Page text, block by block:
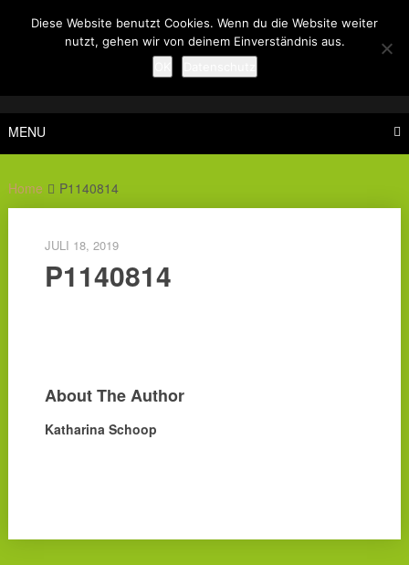
MENU
Home P1140814
JULI 18, 2019
P1140814
About The Author
Katharina Schoop
Diese Website benutzt Cookies. Wenn du die Website weiter
nutzt, gehen wir von deinem Einverständnis aus.